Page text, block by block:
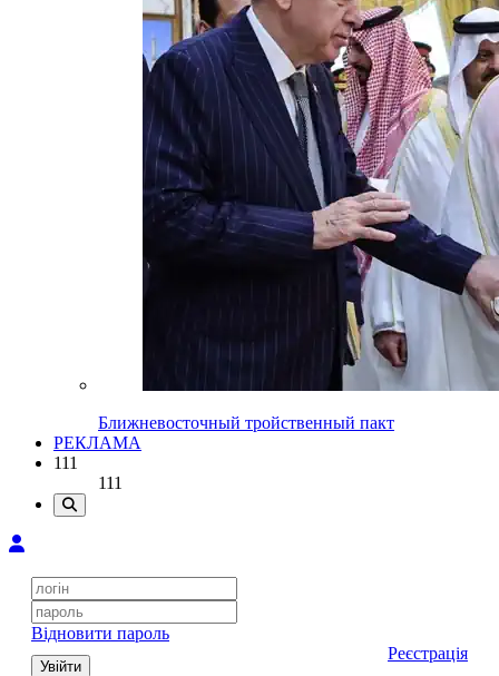
Ближневосточный тройственный пакт
РЕКЛАМА
111
111
Відновити пароль
Увійти
Реєстрація